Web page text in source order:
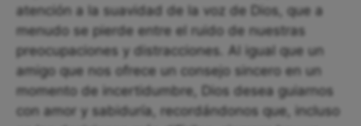
atención a la suavidad de la voz de Dios, que a
menudo se pierde entre el ruido de nuestras
preocupaciones y distracciones. Al igual que un
amigo que nos ofrece un consejo sincero en un
momento de incertidumbre, Dios desea guiarnos
con amor y sabiduría, recordándonos que, incluso